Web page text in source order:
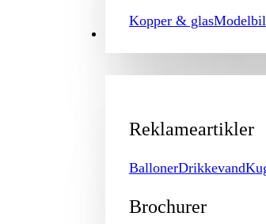
Kopper & glas
PROMOTION
Reklameartikler
BallonerDrikkevand
Brochurer